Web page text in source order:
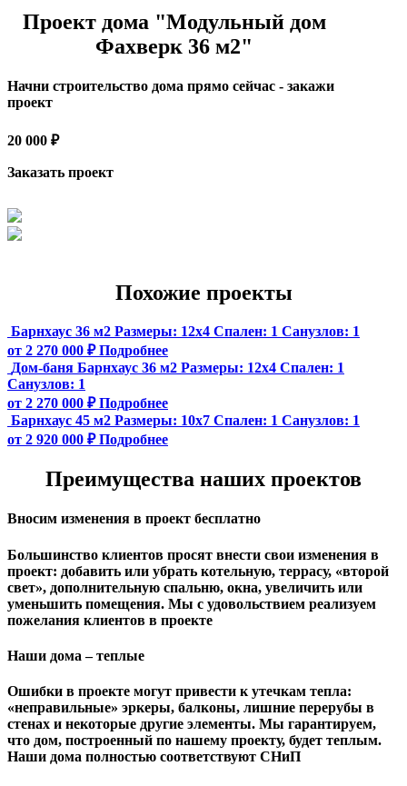
Проект дома "Модульный дом
Фахверк 36 м2"
Начни строительство дома прямо сейчас - закажи
проект
20 000 ₽
Заказать проект
Похожие проекты
Барнхаус 36 м2 Размеры: 12х4 Спален: 1 Санузлов: 1
от 2 270 000 ₽ Подробнее
Дом-баня Барнхаус 36 м2 Размеры: 12х4 Спален: 1
Санузлов: 1
от 2 270 000 ₽ Подробнее
Барнхаус 45 м2 Размеры: 10х7 Спален: 1 Санузлов: 1
от 2 920 000 ₽ Подробнее
Преимущества наших проектов
Вносим изменения в проект бесплатно
Большинство клиентов просят внести свои изменения в
проект: добавить или убрать котельную, террасу, «второй
свет», дополнительную спальню, окна, увеличить или
уменьшить помещения. Мы с удовольствием реализуем
пожелания клиентов в проекте
Наши дома – теплые
Ошибки в проекте могут привести к утечкам тепла:
«неправильные» эркеры, балконы, лишние перерубы в
стенах и некоторые другие элементы. Мы гарантируем,
чтo дом, построенный по нашему проекту, будет теплым.
Наши дома полностью соответствуют СНиП